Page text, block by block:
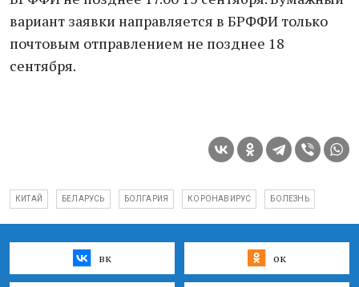
вариант заявки направляется в БРФФИ только
почтовым отправлением не позднее 18
сентября.
КИТАЙ БЕЛАРУСЬ БОЛГАРИЯ КОРОНАВИРУС БОЛЕЗНЬ
вк ок